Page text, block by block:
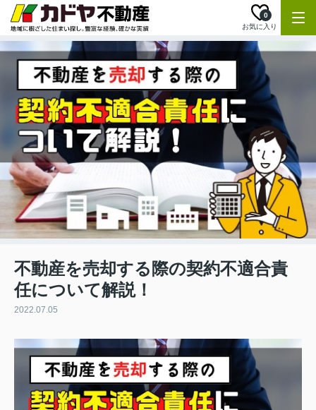
お気に入り
0
不動産を売却する際の契約不適合責
任について解説！
2022.07.05